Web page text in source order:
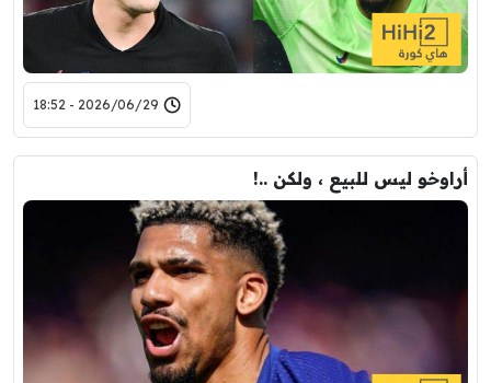
2026/06/29 - 18:52
أراوخو ليس للبيع ، ولكن ..!